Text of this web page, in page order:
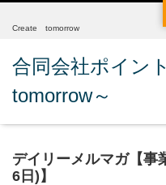
Create tomorrow
合同会社ポイン
tomorrow～
デイリーメルマガ【事
6日)】